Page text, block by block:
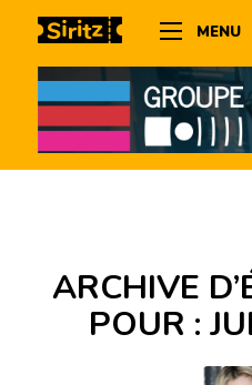
MENU
ARCHIVE
POUR :